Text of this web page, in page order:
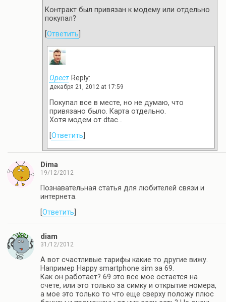
Контракт был привязан к модему или отдельно
покупал?
Ответить
Орест Reply:
декабря 21, 2012 at 17:59
Покупал все в месте, но не думаю, что
привязано было. Карта отдельно.
Хотя модем от dtac…
Ответить
Dima
19/12/2012
Познавательная статья для любителей связи и
интернета.
Ответить
diam
31/12/2012
А вот счастливые тарифы какие то другие вижу.
Например Happy smartphone sim за 69.
Как он работает? 69 это все мое остается на
счете, или это только за симку и открытие номера,
а мое это только то что еще сверху положу плюс